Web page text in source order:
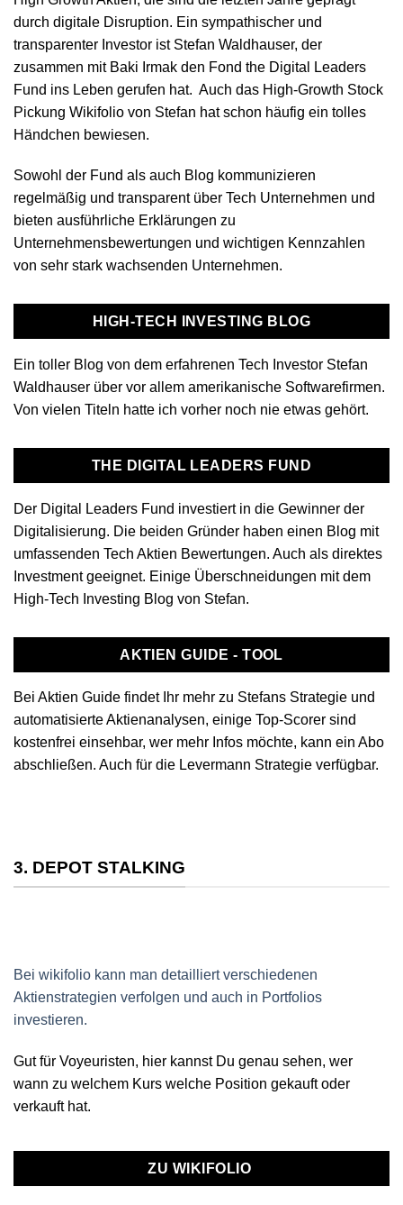
durch digitale Disruption. Ein sympathischer und
transparenter Investor ist Stefan Waldhauser, der
zusammen mit Baki Irmak den Fond the Digital Leaders
Fund ins Leben gerufen hat. Auch das High-Growth Stock
Pickung Wikifolio von Stefan hat schon häufig ein tolles
Händchen bewiesen.
Sowohl der Fund als auch Blog kommunizieren
regelmäßig und transparent über Tech Unternehmen und
bieten ausführliche Erklärungen zu
Unternehmensbewertungen und wichtigen Kennzahlen
von sehr stark wachsenden Unternehmen.
HIGH-TECH INVESTING BLOG
Ein toller Blog von dem erfahrenen Tech Investor Stefan
Waldhauser über vor allem amerikanische Softwarefirmen.
Von vielen Titeln hatte ich vorher noch nie etwas gehört.
THE DIGITAL LEADERS FUND
Der Digital Leaders Fund investiert in die Gewinner der
Digitalisierung. Die beiden Gründer haben einen Blog mit
umfassenden Tech Aktien Bewertungen. Auch als direktes
Investment geeignet. Einige Überschneidungen mit dem
High-Tech Investing Blog von Stefan.
AKTIEN GUIDE - TOOL
Bei Aktien Guide findet Ihr mehr zu Stefans Strategie und
automatisierte Aktienanalysen, einige Top-Scorer sind
kostenfrei einsehbar, wer mehr Infos möchte, kann ein Abo
abschließen. Auch für die Levermann Strategie verfügbar.
3. DEPOT STALKING
Bei wikifolio kann man detailliert verschiedenen
Aktienstrategien verfolgen und auch in Portfolios
investieren.
Gut für Voyeuristen, hier kannst Du genau sehen, wer
wann zu welchem Kurs welche Position gekauft oder
verkauft hat.
ZU WIKIFOLIO